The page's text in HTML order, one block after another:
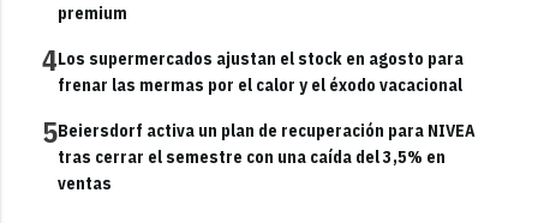
premium
4Los supermercados ajustan el stock en agosto para
frenar las mermas por el calor y el éxodo vacacional
5Beiersdorf activa un plan de recuperación para NIVEA
tras cerrar el semestre con una caída del 3,5% en
ventas